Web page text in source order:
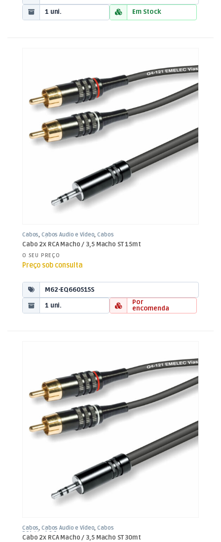
1 uni.
Em Stock
Cabos,Cabos Áudio e Vídeo,Cabos
RCA / Jack 3,5mm
Cabo 2x RCA Macho / 3,5 Macho ST 15mt
O SEU PREÇO
Preço sob consulta
M62-EQ660515S
1 uni.
Por
encomenda
Cabos,Cabos Áudio e Vídeo,Cabos
RCA / Jack 3,5mm
Cabo 2x RCA Macho / 3,5 Macho ST 30mt